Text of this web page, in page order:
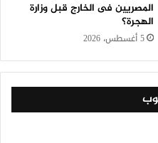
المصريين فى الخارج قبل وزارة
الهجرة؟
5 أغسطس، 2026